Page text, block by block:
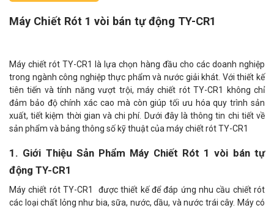
Máy Chiết Rót 1 vòi bán tự động TY-CR1
Máy chiết rót TY-CR1 là lựa chọn hàng đầu cho các doanh nghiệp
trong ngành công nghiệp thực phẩm và nước giải khát. Với thiết kế
tiên tiến và tính năng vượt trội, máy chiết rót TY-CR1 không chỉ
đảm bảo độ chính xác cao mà còn giúp tối ưu hóa quy trình sản
xuất, tiết kiệm thời gian và chi phí. Dưới đây là thông tin chi tiết về
sản phẩm và bảng thông số kỹ thuật của máy chiết rót TY-CR1
1. Giới Thiệu Sản Phẩm Máy Chiết Rót 1 vòi bán tự
động TY-CR1
Máy chiết rót TY-CR1 được thiết kế để đáp ứng nhu cầu chiết rót
các loại chất lỏng như bia, sữa, nước, dầu, và nước trái cây. Máy có